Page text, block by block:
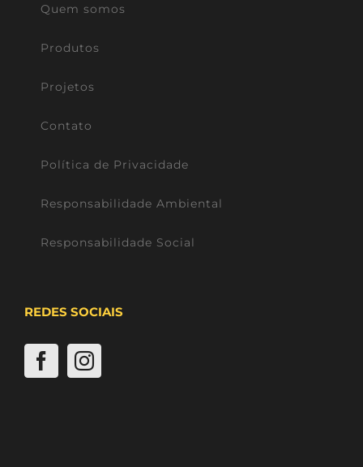
Quem somos
Produtos
Projetos
Contato
Política de Privacidade
Responsabilidade Ambiental
Responsabilidade Social
REDES SOCIAIS